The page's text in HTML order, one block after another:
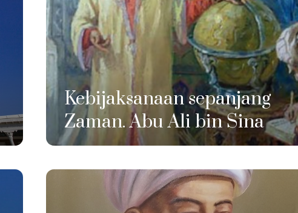
Kebijaksanaan sepanjang
Zaman. Abu Ali bin Sina